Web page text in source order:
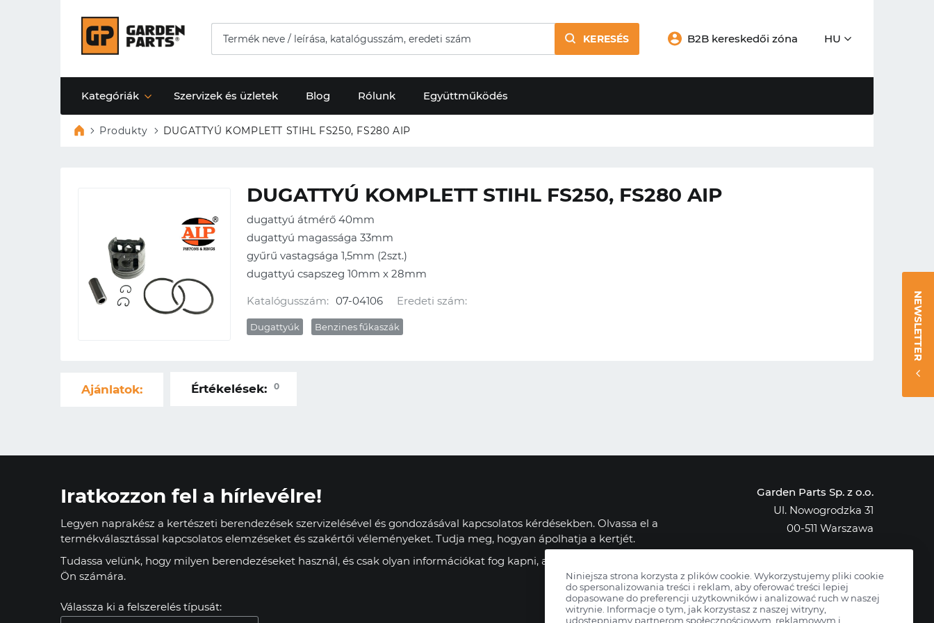
KERESÉS B2B kereskedői zóna HU
Kategóriák Szervizek és üzletek Blog Rólunk Együttműködés
Produkty DUGATTYÚ KOMPLETT STIHL FS250, FS280 AIP
DUGATTYÚ KOMPLETT STIHL FS250, FS280 AIP
dugattyú átmérő 40mm
dugattyú magassága 33mm
gyűrű vastagsága 1,5mm (2szt.)
dugattyú csapszeg 10mm x 28mm
Katalógusszám: 07-04106 Eredeti szám:
Dugattyúk Benzines fűkaszák
Ajánlatok: Értékelések: 0
NEWSLETTER
Iratkozzon fel a hírlevélre!
Legyen naprakész a kertészeti berendezések szervizelésével és gondozásával kapcsolatos kérdésekben. Olvassa el a
termékválasztással kapcsolatos elemzéseket és szakértői véleményeket. Tudja meg, hogyan ápolhatja a kertjét.
Tudassa velünk, hogy milyen berendezéseket használ, és csak olyan információkat fog kapni, amelyek hasznosak az
Ön számára.
Válassza ki a felszerelés típusát:
Garden Parts Sp. z o.o.
Ul. Nowogrodzka 31
00-511 Warszawa
NIP: 701-034-91-62
KRS: 0000431421
Niniejsza strona korzysta z plików cookie. Wykorzystujemy pliki cookie
do spersonalizowania treści i reklam, aby oferować treści lepiej
dopasowane do preferencji użytkowników i analizować ruch w naszej
witrynie. Informacje o tym, jak korzystasz z naszej witryny,
udostępniamy partnerom społecznościowym, reklamowym i